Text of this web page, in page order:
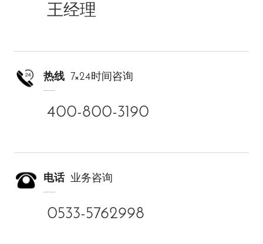
王经理
热线 7×24时间咨询
400-800-3190
电话 业务咨询
0533-5762998